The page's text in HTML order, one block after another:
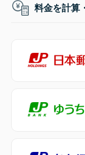
料金を計算